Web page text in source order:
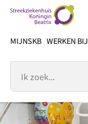
inhoud
MIJNSKB WERKEN BIJ